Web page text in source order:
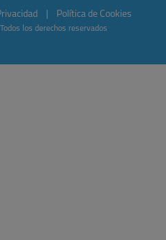
Política de Cookies
los derechos reservados